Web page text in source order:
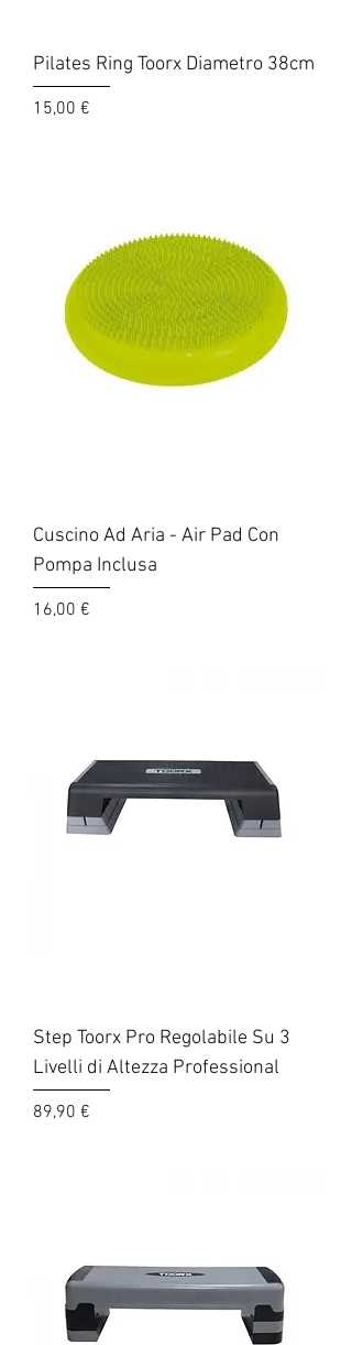
Pilates Ring Toorx Diametro 38cm
Prezzo
15,00 €
Cuscino Ad Aria - Air Pad Con
Pompa Inclusa
Prezzo
16,00 €
Step Toorx Pro Regolabile Su 3
Livelli di Altezza Professional
Prezzo
89,90 €